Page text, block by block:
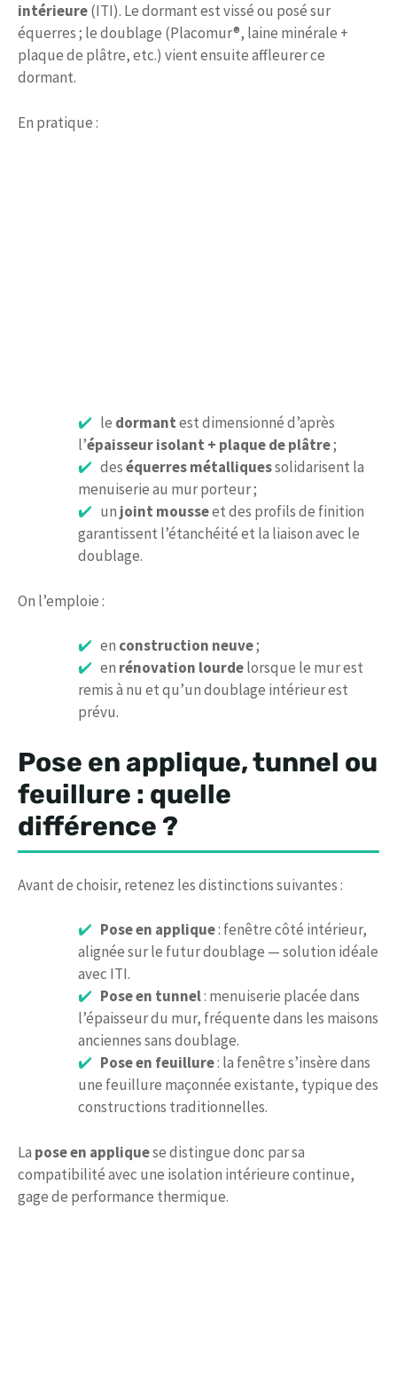
intérieure(ITI). Le dormant est vissé ou posé sur
équerres ; le doublage (Placomur®, laine minérale +
plaque de plâtre, etc.) vient ensuite affleurer ce
dormant.
En pratique :
le dormantest dimensionné d’après
l’épaisseur isolant + plaque de plâtre;
deséquerres métalliquessolidarisent la
menuiserie au mur porteur ;
un joint mousseet des profils de finition
garantissent l’étanchéité et la liaison avec le
doublage.
On l’emploie :
en construction neuve;
en rénovation lourdelorsque le mur est
remis à nu et qu’un doublage intérieur est
prévu.
Pose en applique, tunnel ou
feuillure : quelle
différence ?
Avant de choisir, retenez les distinctions suivantes :
Pose en applique: fenêtre côté intérieur,
alignée sur le futur doublage — solution idéale
avec ITI.
Pose en tunnel: menuiserie placée dans
l’épaisseur du mur, fréquente dans les maisons
anciennes sans doublage.
Pose en feuillure: la fenêtre s’insère dans
une feuillure maçonnée existante, typique des
constructions traditionnelles.
La pose en appliquese distingue donc par sa
compatibilité avec une isolation intérieure continue,
gage de performance thermique.